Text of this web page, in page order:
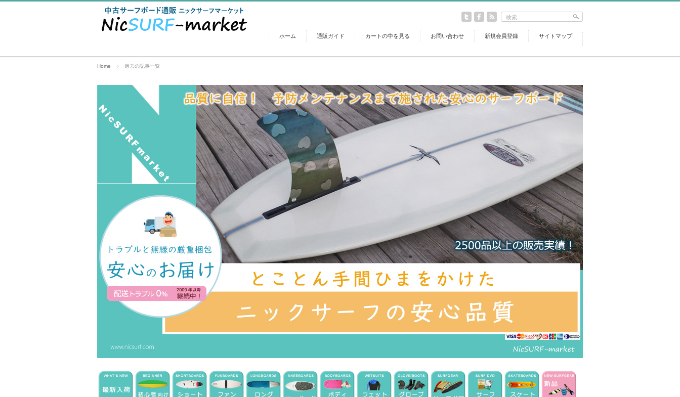
ホーム 通販ガイド カートの中を見る お問い合わせ 新規会員登録 サイトマップ
Home 過去の記事一覧